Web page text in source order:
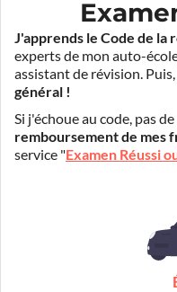
J'apprends le Code de la
experts de mon auto-
assistant de révision. Puis,
général !
Si j'échoue au code, pas
remboursement de mes
service "Examen Réussi